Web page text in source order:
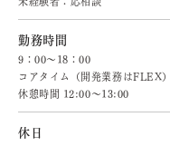
勤務時間
9：00～18：00
コアタイム（開発業務はFLEX
休憩時間 12:00～13:00
休日